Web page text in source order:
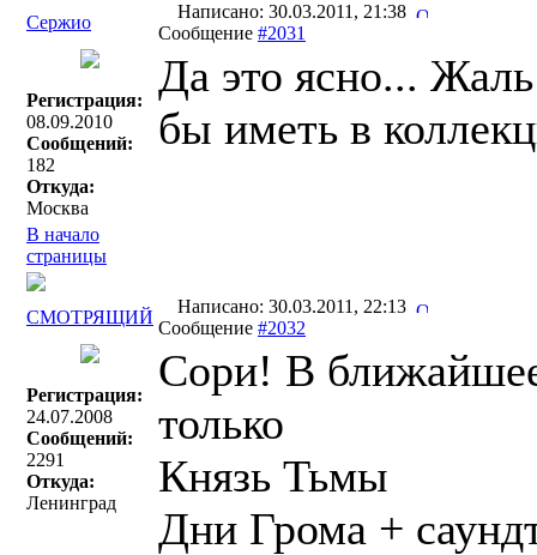
Сержио
Написано: 30.03.2011, 21:38
Сообщение #2031
Регистрация:
08.09.2010
Сообщений:
182
Откуда:
Москва
Да это ясно... Жаль
бы иметь в
В начало
страницы
СМОТРЯЩИЙ
Написано: 30.03.2011, 22:13
Сообщение #2032
Регистрация:
24.07.2008
Сообщений:
2291
Откуда:
Ленинград
Сори! В
только
Князь Тьмы
Дни Грома +